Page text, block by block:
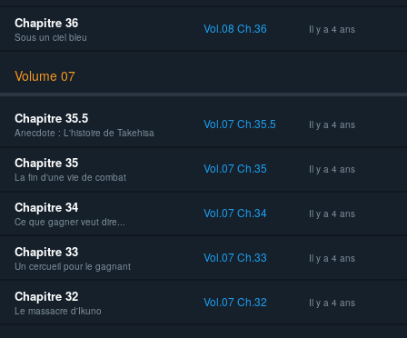
Chapitre 36
Sous un ciel bleu
Vol.08 Ch.36 Il y a 4 ans
Volume 07
Chapitre 35.5
Anecdote : L'histoire de Takehisa
Vol.07 Ch.35.5 Il y a 4 ans
Chapitre 35
La fin d'une vie de combat
Vol.07 Ch.35 Il y a 4 ans
Chapitre 34
Ce que gagner veut dire...
Vol.07 Ch.34 Il y a 4 ans
Chapitre 33
Un cercueil pour le gagnant
Vol.07 Ch.33 Il y a 4 ans
Chapitre 32
Le massacre d'Ikuno
Vol.07 Ch.32 Il y a 4 ans